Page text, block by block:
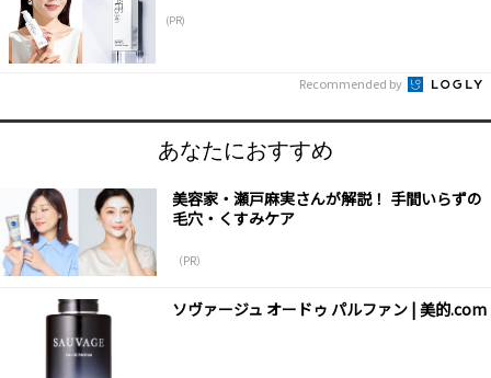
(PR)
Recommended by
あなたにおすすめ
美容家・瀬戸麻実さんが解説！ 手間いらずの
毛穴・くすみケア
（PR）
ソヴァージュ オードゥ パルファン | 美的.com